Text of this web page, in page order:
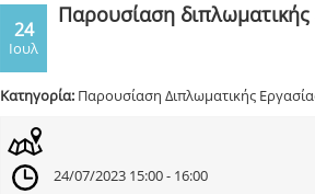
24
Ιουλ
Παρουσίαση
Κατηγορία: Παρουσίαση Διπλωματικής
24/07/2023 15:00 - 16:00